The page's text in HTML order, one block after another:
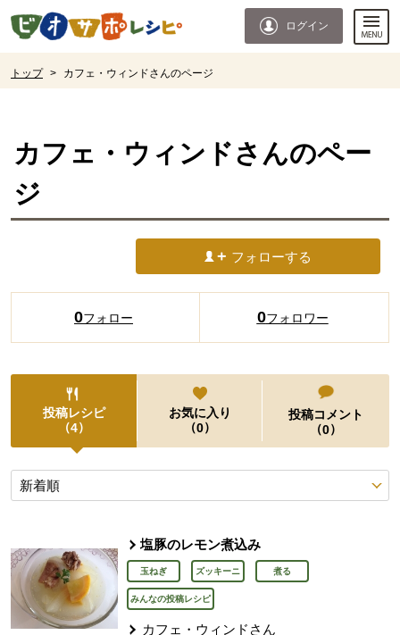
ページの先頭です。
ログイン
トップ > カフェ・ウィンドさんのページ
カフェ・ウィンド さんのペー
ジ
フォローする
0フォロー 0フォロワー
投稿レシピ
（4）
お気に入り
（0）
投稿コメント
（0）
投稿レシピ
塩豚のレモン煮込み
玉ねぎ ズッキーニ 煮る
みんなの投稿レシピ
カフェ・ウィンド さん